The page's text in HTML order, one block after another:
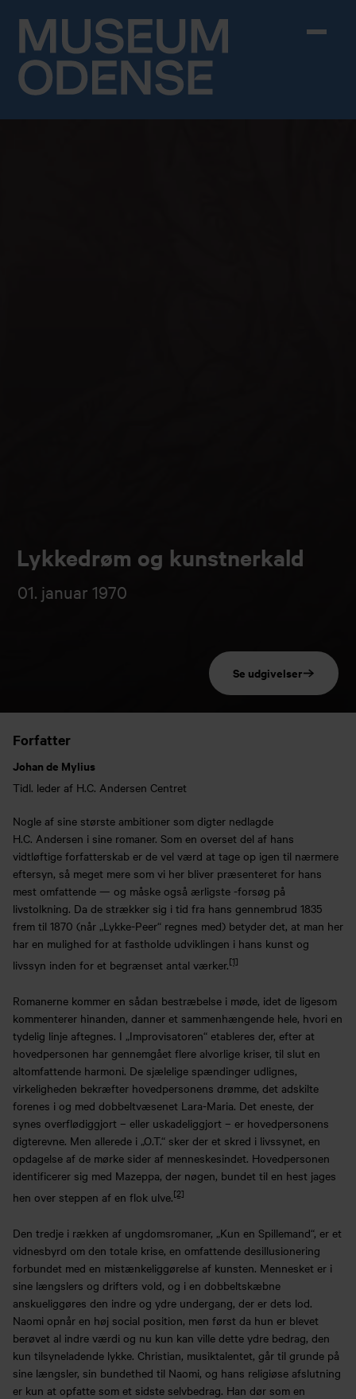
Lykkedrøm og kunstnerkald
01. januar 1970
Se udgivelser
Forfatter
Johan de Mylius
Tidl. leder af H.C. Andersen Centret
Nogle af sine største ambitioner som digter nedlagde
H.C. Andersen i sine romaner. Som en overset del af hans
vidtløftige forfatterskab er de vel værd at tage op igen til nærmere
eftersyn, så meget mere som vi her bliver præsenteret for hans
mest omfattende — og måske også ærligste -forsøg på
livstolkning. Da de strækker sig i tid fra hans gennembrud 1835
frem til 1870 (når „Lykke-Peer“ regnes med) betyder det, at man her
har en mulighed for at fastholde udviklingen i hans kunst og
livssyn inden for et begrænset antal værker.[1]
Romanerne kommer en sådan bestræbelse i møde, idet de ligesom
kommenterer hinanden, danner et sammenhængende hele, hvori en
tydelig linje aftegnes. I „Improvisatoren“ etableres der, efter at
hovedpersonen har gennemgået flere alvorlige kriser, til slut en
altomfattende harmoni. De sjælelige spændinger udlignes,
virkeligheden bekræfter hovedpersonens drømme, det adskilte
forenes i og med dobbeltvæsenet Lara-Maria. Det eneste, der
synes overflødiggjort – eller uskadeliggjort – er hovedpersonens
digterevne. Men allerede i „O.T.“ sker der et skred i livssynet, en
opdagelse af de mørke sider af menneskesindet. Hovedpersonen
identificerer sig med Mazeppa, der nøgen, bundet til en hest jages
hen over steppen af en flok ulve.[2]
Den tredje i rækken af ungdomsromaner, „Kun en Spillemand“, er et
vidnesbyrd om den totale krise, en omfattende desillusionering
forbundet med en mistænkeliggørelse af kunsten. Mennesket er i
sine længslers og drifters vold, og i en dobbeltskæbne
anskueliggøres den indre og ydre undergang, der er dets lod.
Naomi opnår en høj social position, men først da hun er blevet
berøvet al indre værdi og nu kun kan ville dette ydre bedrag, den
kun tilsyneladende lykke. Christian, musiktalentet, går til grunde på
sine længsler, sin bundethed til Naomi, og hans religiøse afslutning
er kun at opfatte som et sidste selvbedrag. Han dør som en